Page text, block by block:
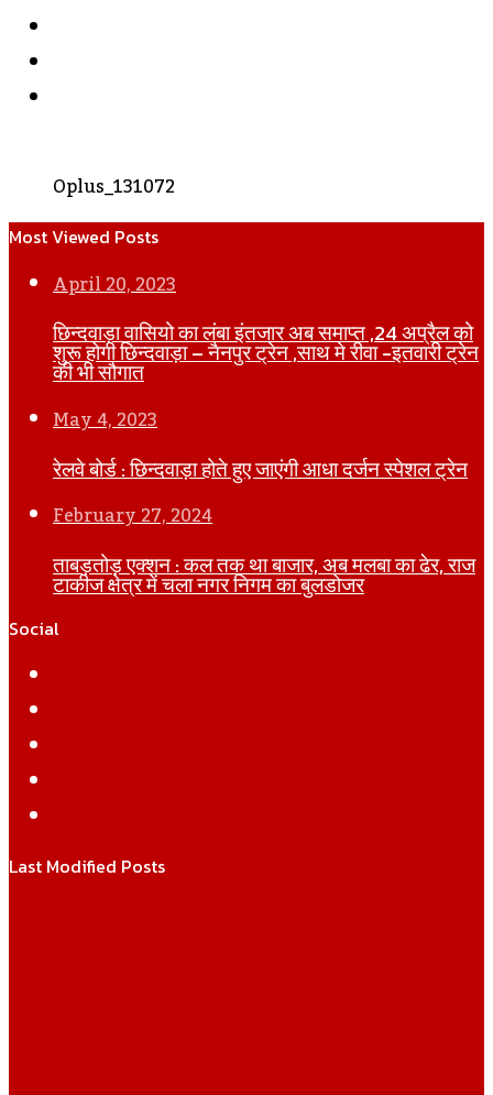
Oplus_131072
Most Viewed Posts
April 20, 2023
छिन्दवाड़ा वासियो का लंबा इंतजार अब समाप्त ,24 अप्रैल को
शुरू होगी छिन्दवाड़ा – नैनपुर ट्रेन ,साथ मे रीवा -इतवारी ट्रेन
की भी सौगात
May 4, 2023
रेलवे बोर्ड : छिन्दवाड़ा होते हुए जाएंगी आधा दर्जन स्पेशल ट्रेन
February 27, 2024
ताबड़तोड़ एक्शन : कल तक था बाजार, अब मलबा का ढेर, राज
टाकीज क्षेत्र में चला नगर निगम का बुलडोजर
Social
Last Modified Posts